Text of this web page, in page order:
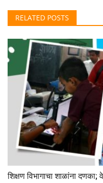
RELATED POSTS
शिक्षण विभागाचा शाळांना